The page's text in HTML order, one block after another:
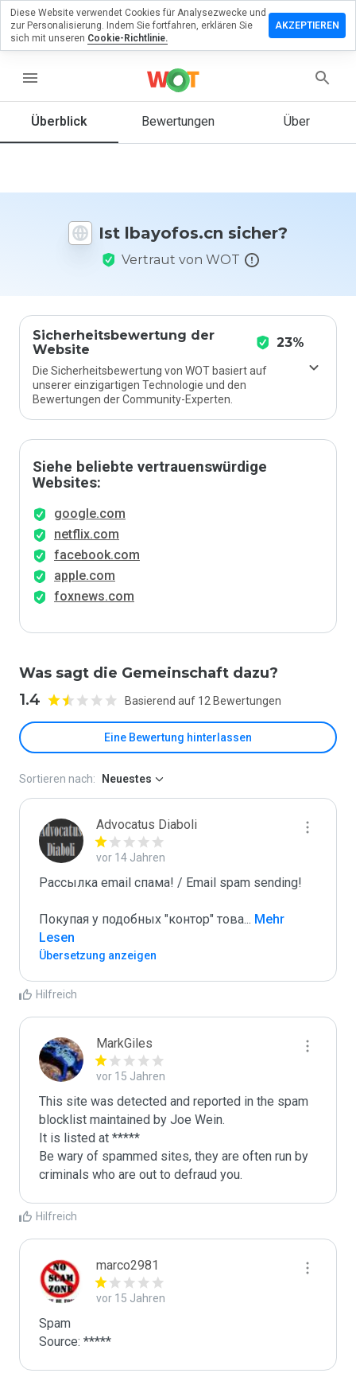
menu
Überblick Bewertungen Über
Ist lbayofos.cn sicher?
Vertraut von WOT
Sicherheitsbewertung der
Website
23%
Die Sicherheitsbewertung von WOT basiert auf
unserer einzigartigen Technologie und den
Bewertungen der Community-Experten.
Siehe beliebte vertrauenswürdige
Websites:
google.com
netflix.com
facebook.com
apple.com
foxnews.com
Was sagt die Gemeinschaft dazu?
1.4 Basierend auf 12 Bewertungen
Eine Bewertung hinterlassen
eine
würden
Skala von
Sortieren nach: Neuestes
Advocatus Diaboli
vor 14 Jahren
Рассылка email спама! / Email spam sending!
Покупая у подобных "контор" това... Mehr
Lesen
Übersetzung anzeigen
Hilfreich
MarkGiles
vor 15 Jahren
This site was detected and reported in the spam
blocklist maintained by Joe Wein.
It is listed at *****
Be wary of spammed sites, they are often run by
criminals who are out to defraud you.
Hilfreich
marco2981
vor 15 Jahren
Spam
Source: *****
Diese Website verwendet Cookies für Analysezwecke und
zur Personalisierung. Indem Sie fortfahren, erklären Sie
sich mit unseren Cookie-Richtlinie.
AKZEPTIEREN